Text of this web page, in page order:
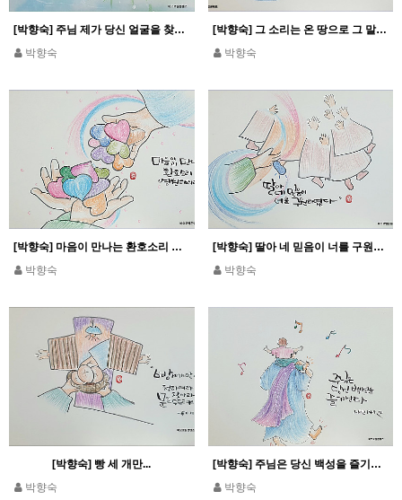
[박향숙] 주님 제가 당신 얼굴을 찾고 있습니다_시편 27,8
박향숙
[박향숙] 그 소리는 온 땅으로 그 말은 누리 끝까지 퍼져나가네_시편 19
박향숙
[박향숙] 마음이 만나는 환호소리 영원하리라
박향숙
[박향숙] 딸아 네 믿음이 너를 구원하였다_마르 5,34
박향숙
[박향숙] 빵 세 개만...
박향숙
[박향숙] 주님은 당신 백성을 즐기신다_시편 149,4
박향숙